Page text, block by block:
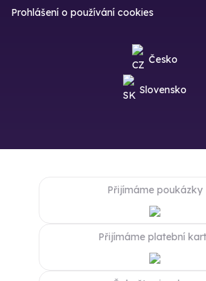
Prohlášení o používání cookies
Česko
Slovensko
Přijímáme poukázky
Přijímáme platební